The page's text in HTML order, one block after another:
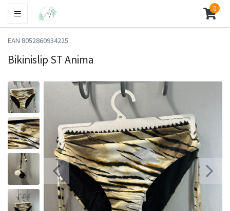
0
EAN 8052860934225
Bikinislip ST Anima